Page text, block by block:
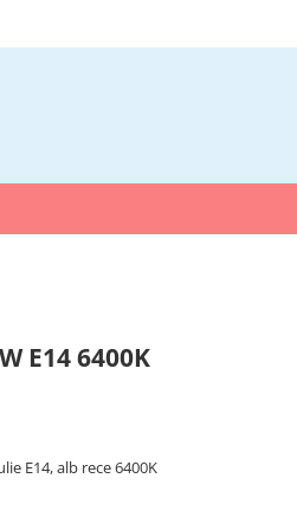
E14 6400K
E14, alb rece 6400K